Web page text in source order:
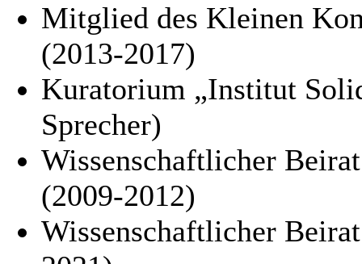
Mitglied des Kleinen
(2013-2017)
Kuratorium „Institut
Sprecher)
Wissenschaftlicher
(2009-2012)
Wissenschaftlicher